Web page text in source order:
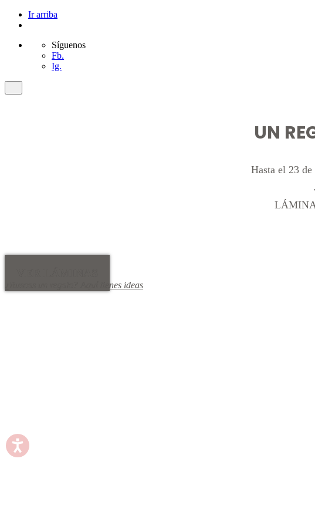
Ir arriba
Síguenos
Fb.
Ig.
UN
Hasta el 23
¿Buscas un regalo? Aquí tienes ideas